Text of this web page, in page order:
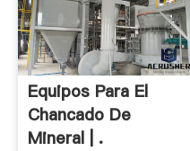
Equipos Para El
Chancado De
Mineral | .